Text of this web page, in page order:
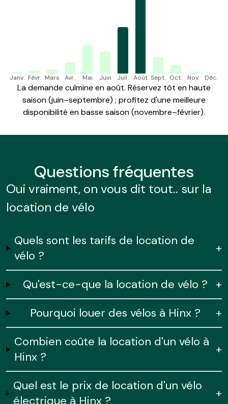
Janv. Févr. Mars Avr. Mai Juin Juil. Août Sept. Oct. Nov. Déc.
La demande culmine en août. Réservez tôt en haute
saison (juin–septembre) ; profitez d'une meilleure
disponibilité en basse saison (novembre–février).
Questionsfréquentes
Oui vraiment, on vous dit tout.. sur la
location de vélo
Quels sont les tarifs de location de
vélo ?
+
Qu'est-ce-que la location de vélo ?
+
Pourquoi louer des vélos à Hinx ?
+
Combien coûte la location d'un vélo à
Hinx ?
+
Quel est le prix de location d'un vélo
électrique à Hinx ?
+